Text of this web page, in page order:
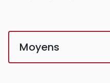
Moyens